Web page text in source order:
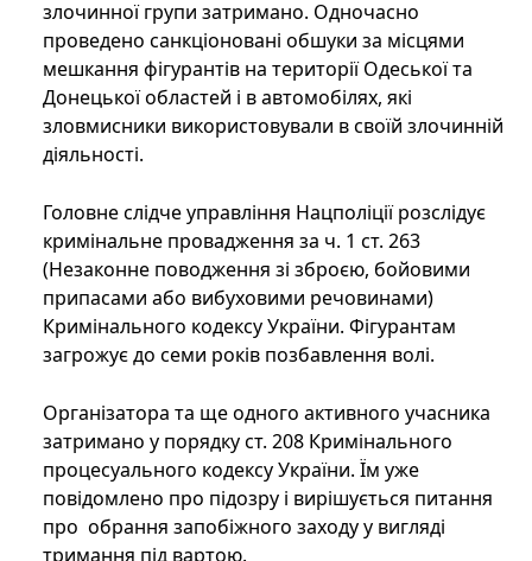
злочинної групи затримано. Одночасно
проведено санкціоновані обшуки за місцями
мешкання фігурантів на території Одеської та
Донецької областей і в автомобілях, які
зловмисники використовували в своїй злочинній
діяльності.
Головне слідче управління Нацполіції розслідує
кримінальне провадження за ч. 1 ст. 263
(Незаконне поводження зі зброєю, бойовими
припасами або вибуховими речовинами)
Кримінального кодексу України. Фігурантам
загрожує до семи років позбавлення волі.
Організатора та ще одного активного учасника
затримано у порядку ст. 208 Кримінального
процесуального кодексу України. Їм уже
повідомлено про підозру і вирішується питання
про обрання запобіжного заходу у вигляді
тримання під вартою.